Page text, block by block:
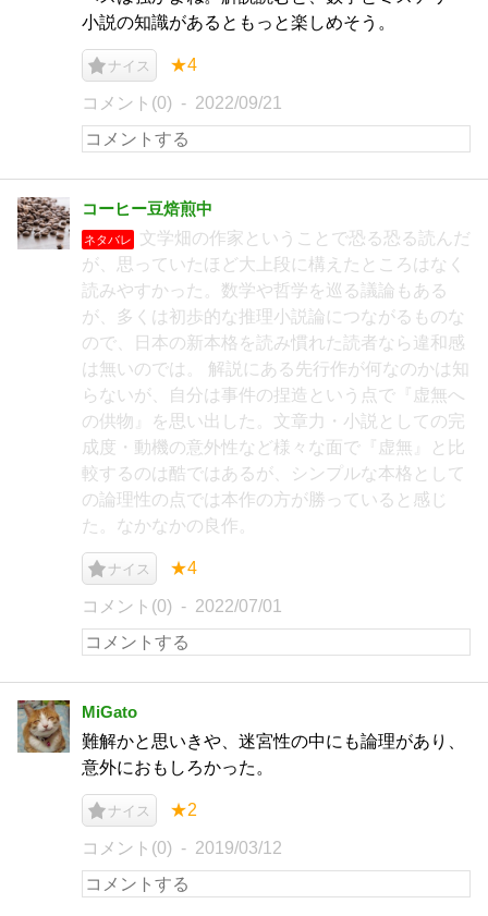
小説の知識があるともっと楽しめそう。
ナイス ★4
コメント(0) 2022/09/21
コーヒー豆焙煎中
ネタバレ
文学畑の作家ということで恐る恐る読んだ
が、思っていたほど大上段に構えたところはなく
読みやすかった。数学や哲学を巡る議論もある
が、多くは初歩的な推理小説論につながるものな
ので、日本の新本格を読み慣れた読者なら違和感
は無いのでは。 解説にある先行作が何なのかは知
らないが、自分は事件の捏造という点で『虚無へ
の供物』を思い出した。文章力・小説としての完
成度・動機の意外性など様々な面で『虚無』と比
較するのは酷ではあるが、シンプルな本格として
の論理性の点では本作の方が勝っていると感じ
た。なかなかの良作。
ナイス ★4
コメント(0) 2022/07/01
MiGato
難解かと思いきや、迷宮性の中にも論理があり、
意外におもしろかった。
ナイス ★2
コメント(0) 2019/03/12